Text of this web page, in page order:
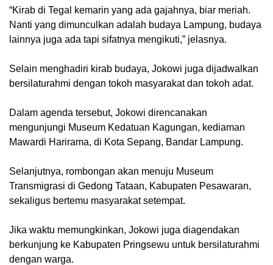
“Kirab di Tegal kemarin yang ada gajahnya, biar meriah.
Nanti yang dimunculkan adalah budaya Lampung, budaya
lainnya juga ada tapi sifatnya mengikuti,” jelasnya.
Selain menghadiri kirab budaya, Jokowi juga dijadwalkan
bersilaturahmi dengan tokoh masyarakat dan tokoh adat.
Dalam agenda tersebut, Jokowi direncanakan
mengunjungi Museum Kedatuan Kagungan, kediaman
Mawardi Harirama, di Kota Sepang, Bandar Lampung.
Selanjutnya, rombongan akan menuju Museum
Transmigrasi di Gedong Tataan, Kabupaten Pesawaran,
sekaligus bertemu masyarakat setempat.
Jika waktu memungkinkan, Jokowi juga diagendakan
berkunjung ke Kabupaten Pringsewu untuk bersilaturahmi
dengan warga.